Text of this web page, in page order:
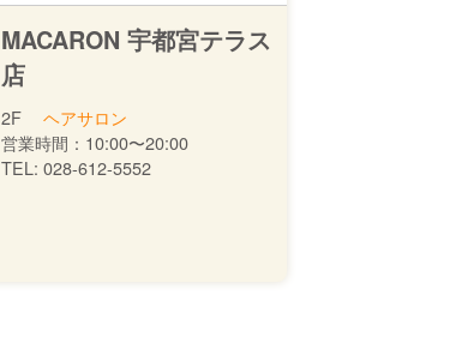
MACARON 宇都宮テラス
店
2F
ヘアサロン
営業時間： 10:00〜20:00
TEL: 028-612-5552